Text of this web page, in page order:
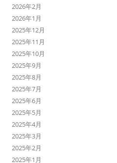
2026年2月
2026年1月
2025年12月
2025年11月
2025年10月
2025年9月
2025年8月
2025年7月
2025年6月
2025年5月
2025年4月
2025年3月
2025年2月
2025年1月